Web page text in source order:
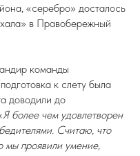
«серебро» досталось
в Правобережный
команды
к слету была
доводили до
Я более чем удовлетворен
Считаю, что
мы проявили умение,